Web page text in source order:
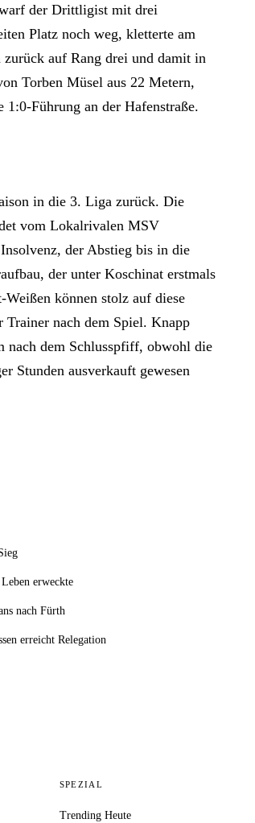
der Drittligist mit drei
Platz noch weg, kletterte am
auf Rang drei und damit in
Torben Müsel aus 22 Metern,
Führung an der Hafenstraße.
in die 3. Liga zurück. Die
vom Lokalrivalen MSV
der Abstieg bis in die
der unter Koschinat erstmals
können stolz auf diese
Trainer nach dem Spiel. Knapp
nach dem Schlusspfiff, obwohl die
Stunden ausverkauft gewesen
erweckte
nach Fürth
erreicht Relegation
SPEZIAL
Trending Heute